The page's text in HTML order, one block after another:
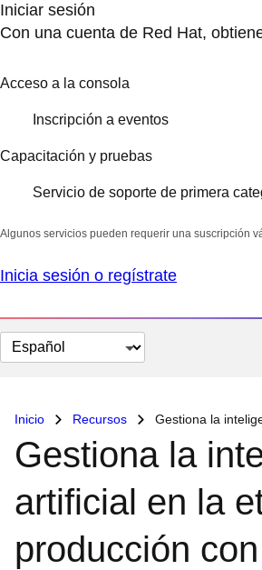
Iniciar sesión
Con una cuenta de Red Hat,
Acceso a la consola
Inscripción a eventos
Capacitación y pruebas
Servicio de soporte de primera
Algunos servicios pueden requerir una suscripción
Inicia sesión o regístrate
Cambiar
el
Inicio Recursos Gestiona la inteligencia artificial en la etapa
Gestiona la
artificial en la
producción